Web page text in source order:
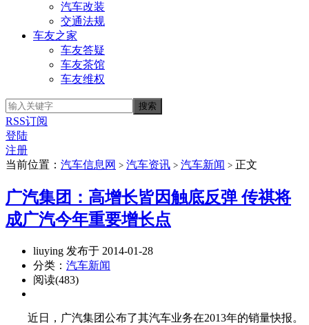
汽车改装
交通法规
车友之家
车友答疑
车友茶馆
车友维权
RSS订阅
登陆
注册
当前位置： 汽车信息网 > 汽车资讯 > 汽车新闻 > 正文
广汽集团：高增长皆因触底反弹 传祺将
成广汽今年重要增长点
liuying 发布于 2014-01-28
分类： 汽车新闻
阅读(483)
近日，广汽集团公布了其汽车业务在2013年的销量快报。